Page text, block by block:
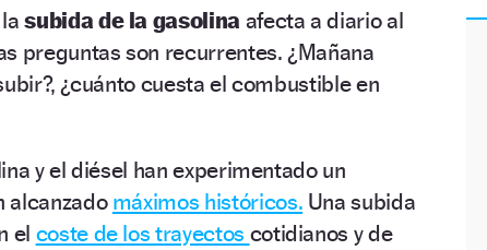
lasubida de la gasolina afecta a diario al
preguntas son recurrentes. ¿Mañana
¿cuánto cuesta el combustible en
y el diésel han experimentado un
alcanzadomáximos históricos. Una subida
el coste de los trayectos cotidianos y de